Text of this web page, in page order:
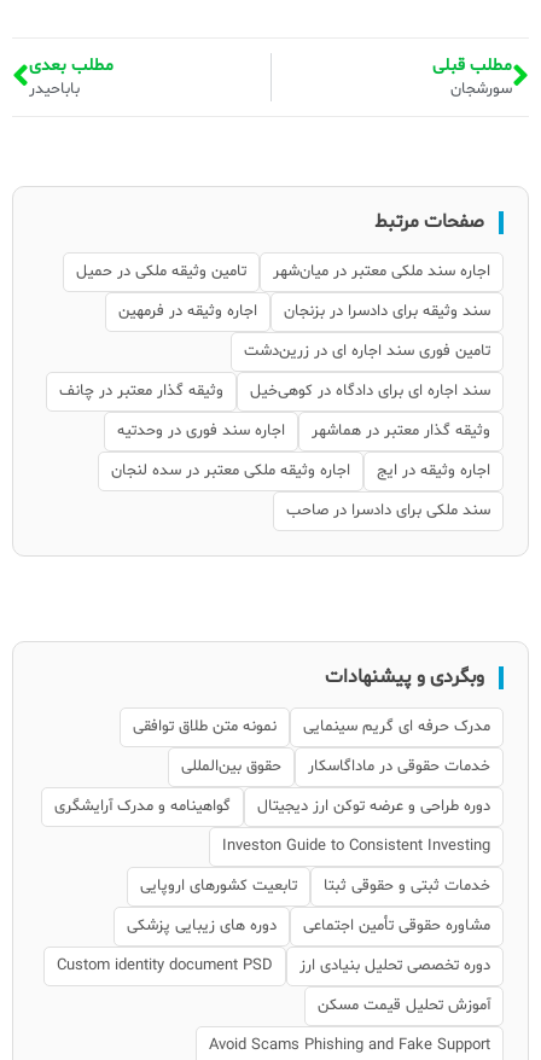
مطلب قبلی
سورشجان
مطلب بعدی
باباحیدر
صفحات مرتبط
اجاره سند ملکی معتبر در میان‌شهر
تامین وثیقه ملکی در حمیل
سند وثیقه برای دادسرا در بزنجان
اجاره وثیقه در فرمهین
تامین فوری سند اجاره ای در زرین‌دشت
سند اجاره ای برای دادگاه در کوهی‌خیل
وثیقه گذار معتبر در چانف
وثیقه گذار معتبر در هماشهر
اجاره سند فوری در وحدتیه
اجاره وثیقه در ایج
اجاره وثیقه ملکی معتبر در سده لنجان
سند ملکی برای دادسرا در صاحب
وبگردی و پیشنهادات
مدرک حرفه ای گریم سینمایی
نمونه متن طلاق توافقی
خدمات حقوقی در ماداگاسکار
حقوق بین‌المللی
دوره طراحی و عرضه توکن ارز دیجیتال
گواهینامه و مدرک آرایشگری
Investon Guide to Consistent Investing
خدمات ثبتی و حقوقی ثبتا
تابعیت کشورهای اروپایی
مشاوره حقوقی تأمین اجتماعی
دوره های زیبایی پزشکی
دوره تخصصی تحلیل بنیادی ارز
Custom identity document PSD
آموزش تحلیل قیمت مسکن
Avoid Scams Phishing and Fake Support